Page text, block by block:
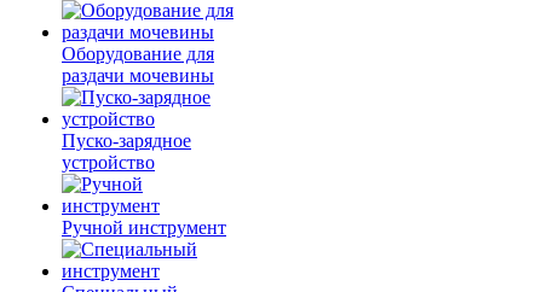
Оборудование для
раздачи мочевины
Пуско-зарядное
устройство
Ручной инструмент